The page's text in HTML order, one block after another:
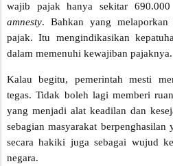
wajib pajak hanya sekitar
amnesty. Bahkan yang
pajak. Itu mengindikasikan
dalam memenuhi kewajiban pajaknya.
Kalau begitu, pemerintah mesti
tegas. Tidak boleh lagi memberi
yang menjadi alat keadilan dan
sebagian masyarakat
secara hakiki juga sebagai wujud
negara.